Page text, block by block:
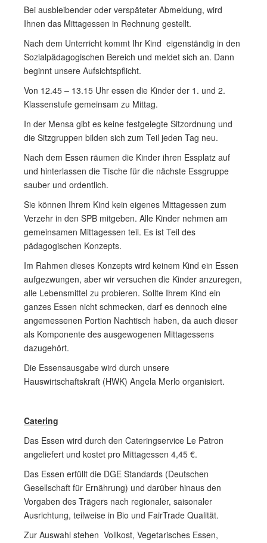
Bei ausbleibender oder verspäteter Abmeldung, wird
Ihnen das Mittagessen in Rechnung gestellt.
Nach dem Unterricht kommt Ihr Kind eigenständig in den
Sozialpädagogischen Bereich und meldet sich an. Dann
beginnt unsere Aufsichtspflicht.
Von 12.45 – 13.15 Uhr essen die Kinder der 1. und 2.
Klassenstufe gemeinsam zu Mittag.
In der Mensa gibt es keine festgelegte Sitzordnung und
die Sitzgruppen bilden sich zum Teil jeden Tag neu.
Nach dem Essen räumen die Kinder ihren Essplatz auf
und hinterlassen die Tische für die nächste Essgruppe
sauber und ordentlich.
Sie können Ihrem Kind kein eigenes Mittagessen zum
Verzehr in den SPB mitgeben. Alle Kinder nehmen am
gemeinsamen Mittagessen teil. Es ist Teil des
pädagogischen Konzepts.
Im Rahmen dieses Konzepts wird keinem Kind ein Essen
aufgezwungen, aber wir versuchen die Kinder anzuregen,
alle Lebensmittel zu probieren. Sollte Ihrem Kind ein
ganzes Essen nicht schmecken, darf es dennoch eine
angemessenen Portion Nachtisch haben, da auch dieser
als Komponente des ausgewogenen Mittagessens
dazugehört.
Die Essensausgabe wird durch unsere
Hauswirtschaftskraft (HWK) Angela Merlo organisiert.
Catering
Das Essen wird durch den Cateringservice Le Patron
angeliefert und kostet pro Mittagessen 4,45 €.
Das Essen erfüllt die DGE Standards (Deutschen
Gesellschaft für Ernährung) und darüber hinaus den
Vorgaben des Trägers nach regionaler, saisonaler
Ausrichtung, teilweise in Bio und FairTrade Qualität.
Zur Auswahl stehen Vollkost, Vegetarisches Essen,